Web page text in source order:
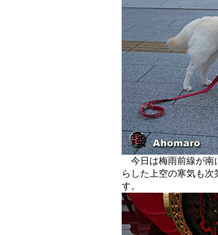
今日は梅雨前線が南
らした上空の寒気も
す。